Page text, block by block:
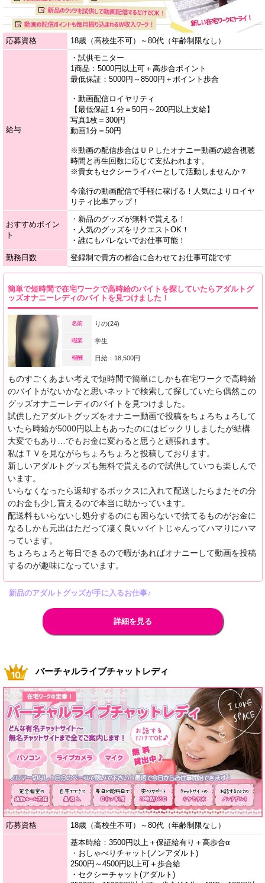
応募資格 18歳（高校生不可）～80代（年齢制限なし）
給与
・試供モニター
1商品：5000円以上可＋高歩合ポイント
最低保証：5000円～8500円＋ポイント歩合
・動画配信ロイヤリティ
【最低保証１分＝50円～200円以上支給】
写真1枚＝300円
動画1分＝50円
※動画の配信歩合はＵＰしたオナニー動画の総合視聴
時間と再生回数に応じて支払われます。
※貴女もセクシーライバーとして活動しませんか？
今流行の動画配信で手軽に稼げる！人気によりロイヤ
リティ比率アップ！
おすすめポイン
ト
・新品のグッズが無料で貰える！
・人気のグッズをリクエストOK！
・誰にもバレないでお仕事可能！
勤務日数
登録制で貴方の都合に合わせてお仕事可能です
簡単で短時間で在宅ワークで高時給のバイトを探していたらアダルトグ
ッズオナニーレディのバイトを見つけました！
名前 りの(24)
職業 学生
報酬 日給：18,500円
ものすごくあまい考えで短時間で簡単にしかも在宅ワークで高時給
のバイトがないかなと思いネットで検索して探していたら偶然この
グッズオナニーレディのバイトを見つけました。
試供したアダルトグッズをオナニー動画で投稿をちょろちょろして
いたら時給が5000円以上もあったのにはビックリしましたが結構
大変でもあり…でもお金に変わると思うと頑張れます。
私はＴＶを見ながらちょろちょろと投稿しております。
新しいアダルトグッズも無料で貰えるので試供していつも楽しんで
います。
いらなくなったら返却するボックスに入れて配送したらまたその分
のお金も少し貰えるので本当に助かっています。
配送料もいらないし処分するのにも困らないで捨てるものがお金に
なるしかも元出はただって凄く良いバイトじゃんってハマりにハマ
っています。
ちょろちょろと毎日できるので暇があればオナニーして動画を投稿
するのが趣味になっています。
新品のアダルトグッズが手に入るお仕事♪
詳細を見る
バーチャルライブチャットレディ
応募資格 18歳（高校生不可）～80代（年齢制限なし）
基本時給：3500円以上＋保証給有り＋高歩合α
・おしゃべりチャット(ノンアダルト)
2500円～4500円以上可＋歩合給
・セクシーチャット(アダルト)